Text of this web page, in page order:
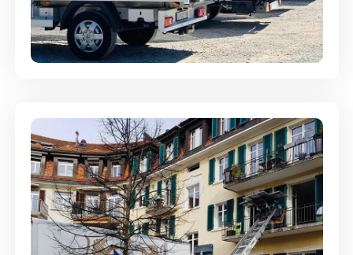
Möbellagerung - Alles sicher
aufbewahrt